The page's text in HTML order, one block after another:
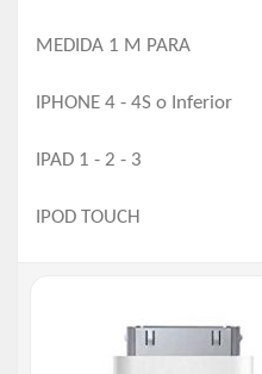
MEDIDA 1 M PARA
IPHONE 4 - 4S o Inferior
IPAD 1 - 2 - 3
IPOD TOUCH